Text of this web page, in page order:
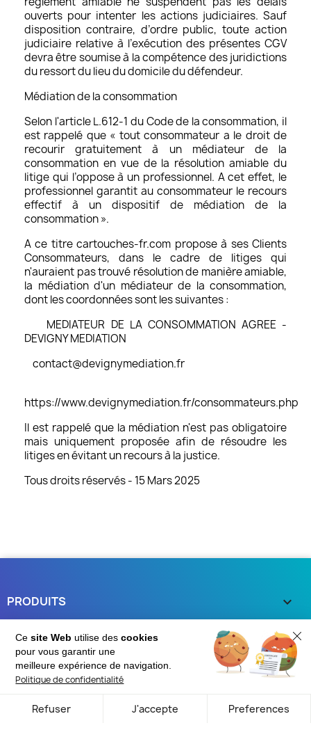
Cesite Web utilise descookies
pour vous garantir une
meilleure expérience de navigation.
Politique de confidentialité
Refuser J'accepte Preferences
ouverts pour intenter les actions judiciaires. Sauf
disposition contraire, d’ordre public, toute action
judiciaire relative à l’exécution des présentes CGV
devra être soumise à la compétence des juridictions
du ressort du lieu du domicile du défendeur.
Médiation de la consommation
Selon l'article L.612-1 du Code de la consommation, il
est rappelé que « tout consommateur a le droit de
recourir gratuitement à un médiateur de la
consommation en vue de la résolution amiable du
litige qui l’oppose à un professionnel. A cet effet, le
professionnel garantit au consommateur le recours
effectif à un dispositif de médiation de la
consommation ».
A ce titre cartouches-fr.com propose à ses Clients
Consommateurs, dans le cadre de litiges qui
n'auraient pas trouvé résolution de manière amiable,
la médiation d'un médiateur de la consommation,
dont les coordonnées sont les suivantes :
MEDIATEUR DE LA CONSOMMATION AGREE -
DEVIGNY MEDIATION
contact@devignymediation.fr
https://www.devignymediation.fr/consommateurs.php
Il est rappelé que la médiation n'est pas obligatoire
mais uniquement proposée afin de résoudre les
litiges en évitant un recours à la justice.
Tous droits réservés - 15 Mars 2025
PRODUITS 
NOTRE SOCIÉTÉ 
VOTRE COMPTE 
INFORMATIONS keyboard_arrow_down